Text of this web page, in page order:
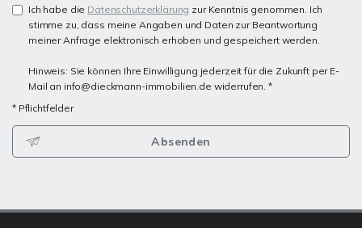
Ich habe die Datenschutzerklärung zur Kenntnis genommen. Ich
stimme zu, dass meine Angaben und Daten zur Beantwortung
meiner Anfrage elektronisch erhoben und gespeichert werden.
Hinweis: Sie können Ihre Einwilligung jederzeit für die Zukunft per E-
Mail an info@dieckmann-immobilien.de widerrufen. *
* Pflichtfelder
Absenden